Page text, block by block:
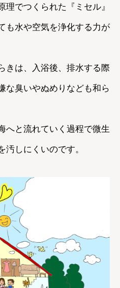
理でつくられた『ミセル』
も水や空気を浄化する力が
きは、入浴後、排水する際
な臭いやぬめりなども和ら
へと流れていく過程で微生
汚しにくいのです。